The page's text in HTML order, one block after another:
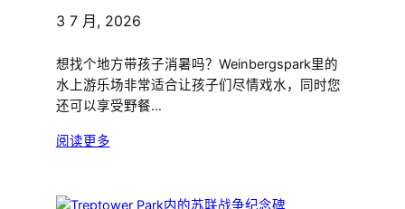
3 7 月, 2026
想找个地方带孩子消暑吗？Weinbergspark里的
水上游乐场非常适合让孩子们尽情戏水，同时您
还可以享受野餐…
阅读更多